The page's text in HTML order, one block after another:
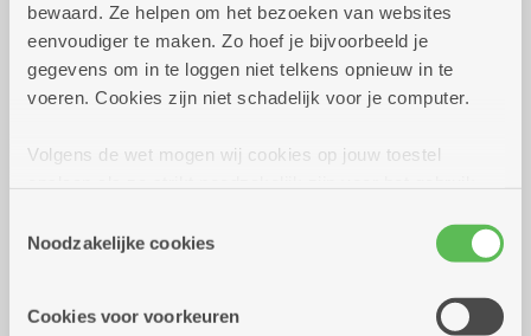
bewaard. Ze helpen om het bezoeken van websites
eenvoudiger te maken. Zo hoef je bijvoorbeeld je
gegevens om in te loggen niet telkens opnieuw in te
voeren. Cookies zijn niet schadelijk voor je computer.
Volgens de wet mogen wij cookies op jouw toestel
cookies hebben we jouw toestemming nodig. Sommige
cookies worden geplaatst door derde partijen die een
informatie over jouw (geanonimiseerd) gebruik van onze
Noodzakelijke cookies
Cookies voor voorkeuren
donderdag 10 september
2026
15.00 uur tot 16.30
uur
1 EURO per sessie. Inschrijven aan het onthaal.
Om de 2 weken op donderdag
Groenenborgerlaan 185